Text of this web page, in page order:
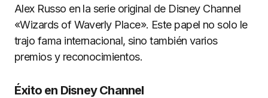
Alex Russo en la serie original de Disney Channel
«Wizards of Waverly Place». Este papel no solo le
trajo fama internacional, sino también varios
premios y reconocimientos.
Éxito en Disney Channel